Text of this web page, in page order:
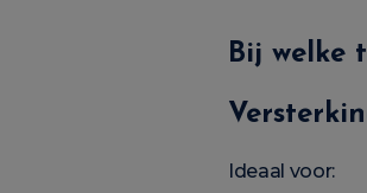
Bij welke
Ideaal voor: